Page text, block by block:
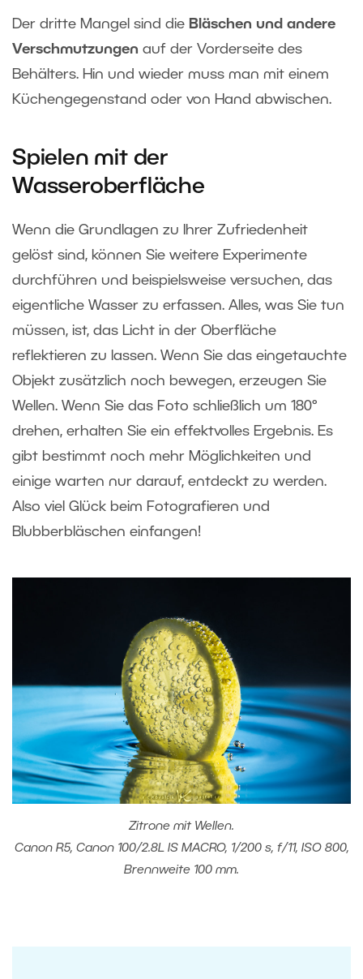
Der dritte Mangel sind die Bläschen und andere
Verschmutzungen auf der Vorderseite des
Behälters. Hin und wieder muss man mit einem
Küchengegenstand oder von Hand abwischen.
Spielen mit der
Wasseroberfläche
Wenn die Grundlagen zu Ihrer Zufriedenheit
gelöst sind, können Sie weitere Experimente
durchführen und beispielsweise versuchen, das
eigentliche Wasser zu erfassen. Alles, was Sie tun
müssen, ist, das Licht in der Oberfläche
reflektieren zu lassen. Wenn Sie das eingetauchte
Objekt zusätzlich noch bewegen, erzeugen Sie
Wellen. Wenn Sie das Foto schließlich um 180°
drehen, erhalten Sie ein effektvolles Ergebnis. Es
gibt bestimmt noch mehr Möglichkeiten und
einige warten nur darauf, entdeckt zu werden.
Also viel Glück beim Fotografieren und
Blubberbläschen einfangen!
Zitrone mit Wellen.
Canon R5, Canon 100/2.8L IS MACRO, 1/200 s, f/11, ISO 800,
Brennweite 100 mm.